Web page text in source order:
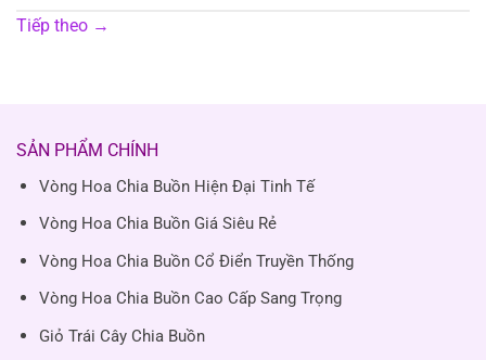
Tiếp theo →
SẢN PHẨM CHÍNH
Vòng Hoa Chia Buồn Hiện Đại Tinh Tế
Vòng Hoa Chia Buồn Giá Siêu Rẻ
Vòng Hoa Chia Buồn Cổ Điển Truyền Thống
Vòng Hoa Chia Buồn Cao Cấp Sang Trọng
Giỏ Trái Cây Chia Buồn